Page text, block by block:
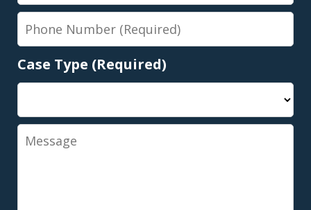
Phone
Number
Case Type (Required)
Message